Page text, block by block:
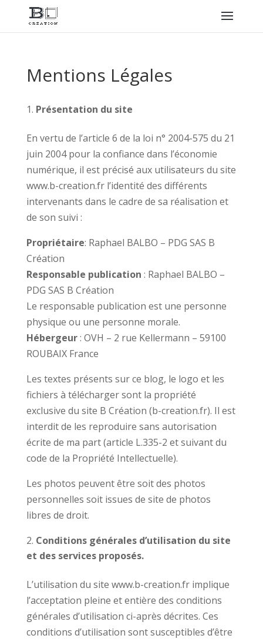
Mentions Légales
Présentation du site
En vertu de l’article 6 de la loi n° 2004-575 du 21
juin 2004 pour la confiance dans l’économie
numérique, il est précisé aux utilisateurs du site
www.b-creation.fr l’identité des différents
intervenants dans le cadre de sa réalisation et
de son suivi :
Propriétaire: Raphael BALBO – PDG SAS B
Création
Responsable publication : Raphael BALBO –
PDG SAS B Création
Le responsable publication est une personne
physique ou une personne morale.
Hébergeur: OVH – 2 rue Kellermann – 59100
ROUBAIX France
Les textes présents sur ce blog, le logo et les
fichiers à télécharger sont la propriété
exclusive du site B Création (b-creation.fr). Il est
interdit de les reproduire sans autorisation
écrite de ma part (article L.335-2 et suivant du
code de la Propriété Intellectuelle).
Les photos peuvent être soit des photos
personnelles soit issues de site de photos
libres de droit.
Conditions générales d’utilisation du site
et des services proposés.
L’utilisation du site www.b-creation.fr implique
l’acceptation pleine et entière des conditions
générales d’utilisation ci-après décrites. Ces
conditions d’utilisation sont susceptibles d’être